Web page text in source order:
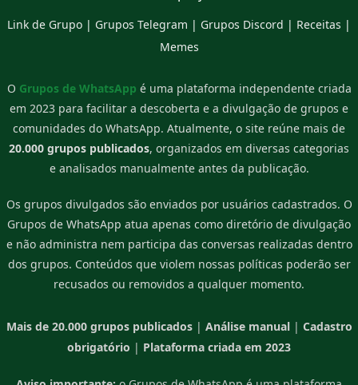
Link de Grupo | Grupos Telegram | Grupos Discord | Receitas |
Memes
O Grupos de WhatsApp é uma plataforma independente criada
em 2023 para facilitar a descoberta e a divulgação de grupos e
comunidades do WhatsApp. Atualmente, o site reúne mais de
20.000 grupos publicados, organizados em diversas categorias
e analisados manualmente antes da publicação.
Os grupos divulgados são enviados por usuários cadastrados. O
Grupos de WhatsApp atua apenas como diretório de divulgação
e não administra nem participa das conversas realizadas dentro
dos grupos. Conteúdos que violem nossas políticas poderão ser
recusados ou removidos a qualquer momento.
Mais de 20.000 grupos publicados| Análise manual| Cadastro
obrigatório | Plataforma criada em 2023